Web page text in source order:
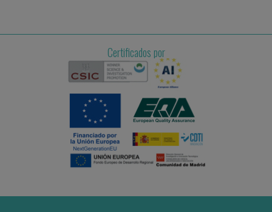
Certificados por